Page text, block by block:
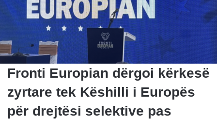
Fronti Europian dërgoi kërkesë
zyrtare tek Këshilli i Europës
për drejtësi selektive pas